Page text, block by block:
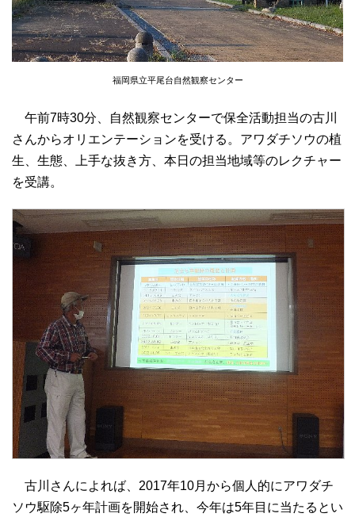
福岡県立平尾台自然観察センター
午前7時30分、自然観察センターで保全活動担当の古川
さんからオリエンテーションを受ける。アワダチソウの植
生、生態、上手な抜き方、本日の担当地域等のレクチャー
を受講。
古川さんによれば、2017年10月から個人的にアワダチ
ソウ駆除5ヶ年計画を開始され、今年は5年目に当たるとい